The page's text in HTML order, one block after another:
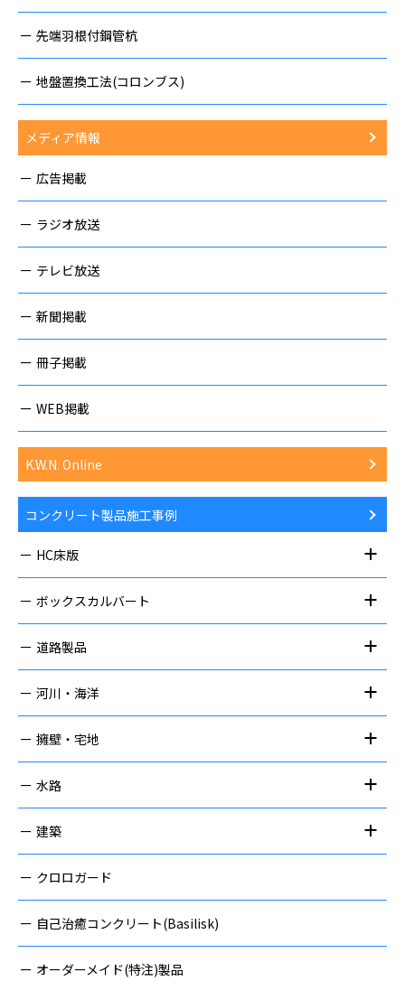
先端羽根付鋼管杭
地盤置換工法(コロンブス)
メディア情報
広告掲載
ラジオ放送
テレビ放送
新聞掲載
冊子掲載
WEB掲載
K.W.N. Online
コンクリート製品施工事例
HC床版
ボックスカルバート
道路製品
河川・海洋
擁壁・宅地
水路
建築
クロロガード
自己治癒コンクリート(Basilisk)
オーダーメイド(特注)製品